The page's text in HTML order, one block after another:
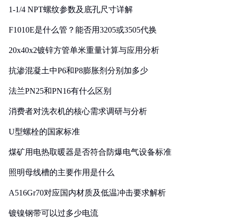
1-1/4 NPT螺纹参数及底孔尺寸详解
F1010E是什么管？能否用3205或3505代换
20x40x2镀锌方管单米重量计算与应用分析
抗渗混凝土中P6和P8膨胀剂分别加多少
法兰PN25和PN16有什么区别
消费者对洗衣机的核心需求调研与分析
U型螺栓的国家标准
煤矿用电热取暖器是否符合防爆电气设备标准
照明母线槽的主要作用是什么
A516Gr70对应国内材质及低温冲击要求解析
镀镍钢带可以过多少电流